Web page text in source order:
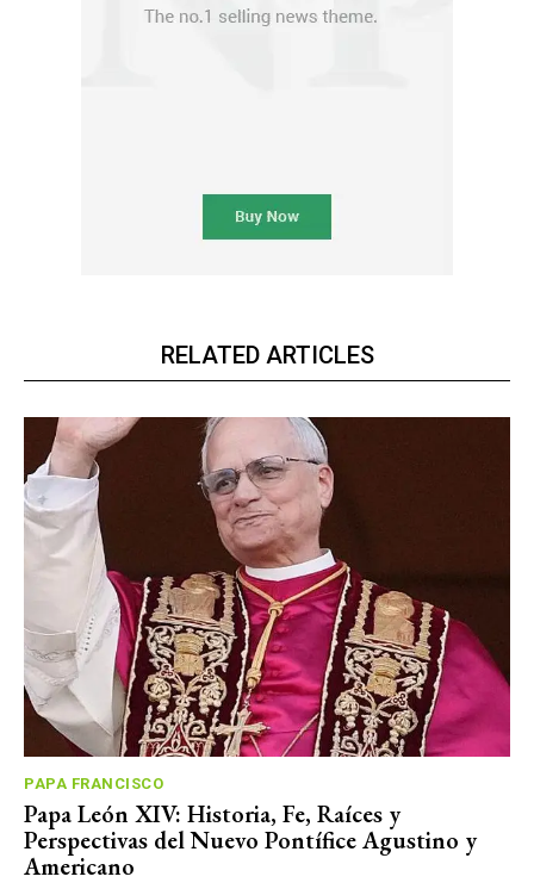
RELATED ARTICLES
PAPA FRANCISCO
Papa León XIV: Historia, Fe, Raíces y
Perspectivas del Nuevo Pontífice Agustino y
Americano